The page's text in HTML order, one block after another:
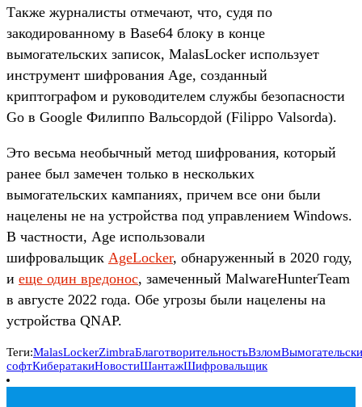
Также журналисты отмечают, что, судя по
закодированному в Base64 блоку в конце
вымогательских записок, MalasLocker использует
инструмент шифрования Age, созданный
криптографом и руководителем службы безопасности
Go в Google Филиппо Вальсордой (Filippo Valsorda).
Это весьма необычный метод шифрования, который
ранее был замечен только в нескольких
вымогательских кампаниях, причем все они были
нацелены не на устройства под управлением Windows.
В частности, Age использовали
шифровальщик AgeLocker, обнаруженный в 2020 году,
и еще один вредонос, замеченный MalwareHunterTeam
в августе 2022 года. Обе угрозы были нацелены на
устройства QNAP.
Теги:MalasLockerZimbraБлаготворительностьВзлом
софтКибератакиНовостиШантажШифровальщик